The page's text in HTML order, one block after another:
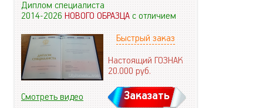
Диплом специалиста
2014-2026НОВОГО ОБРАЗЦАс отличием
Быстрый заказ
Настоящий ГОЗНАК
20.000руб.
Смотреть видео Заказать